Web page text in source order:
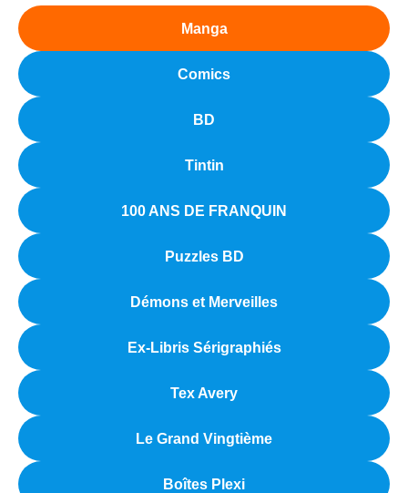
Manga
Comics
BD
Tintin
100 ANS DE FRANQUIN
Puzzles BD
Démons et Merveilles
Ex-Libris Sérigraphiés
Tex Avery
Le Grand Vingtième
Boîtes Plexi